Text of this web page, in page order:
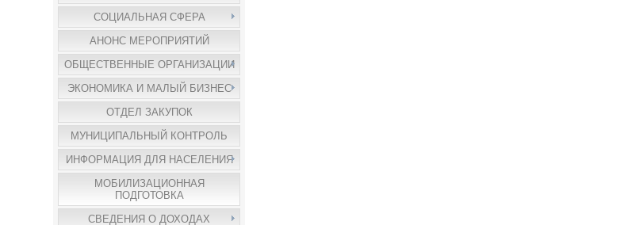
СОЦИАЛЬНАЯ СФЕРА
АНОНС МЕРОПРИЯТИЙ
ОБЩЕСТВЕННЫЕ ОРГАНИЗАЦИИ
ЭКОНОМИКА И МАЛЫЙ БИЗНЕС
ОТДЕЛ ЗАКУПОК
МУНИЦИПАЛЬНЫЙ КОНТРОЛЬ
ИНФОРМАЦИЯ ДЛЯ НАСЕЛЕНИЯ
МОБИЛИЗАЦИОННАЯ
ПОДГОТОВКА
СВЕДЕНИЯ О ДОХОДАХ